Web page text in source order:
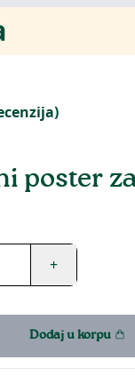
)
poster
+
Dodaj u korpu